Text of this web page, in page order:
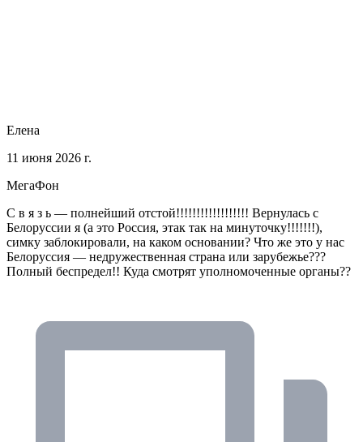
Елена
11 июня 2026 г.
МегаФон
С в я з ь — полнейший отстой!!!!!!!!!!!!!!!!!! Вернулась с
Белоруссии я (а это Россия, этак так на минуточку!!!!!!!),
симку заблокировали, на каком основании? Что же это у нас
Белоруссия — недружественная страна или зарубежье???
Полный беспредел!! Куда смотрят уполномоченные органы??